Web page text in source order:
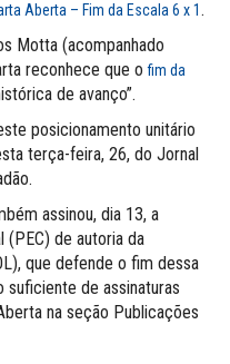
Aberta – Fim da Escala 6 x 1.
Motta (acompanhado
reconhece que ofim da
de avanço”.
posicionamento unitário
terça-feira, 26, do Jornal
assinou, dia 13, a
(PEC) de autoria da
que defende o fim dessa
suficiente de assinaturas
na seção Publicações